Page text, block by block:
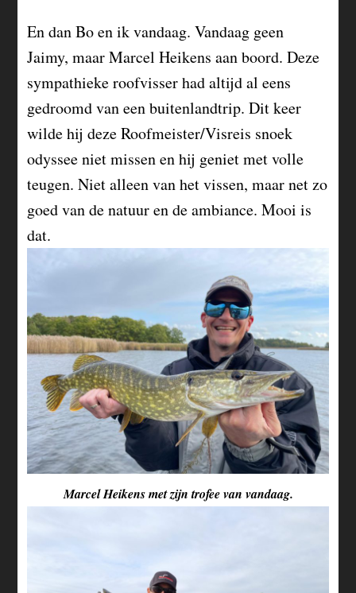
En dan Bo en ik vandaag. Vandaag geen
Jaimy, maar Marcel Heikens aan boord. Deze
sympathieke roofvisser had altijd al eens
gedroomd van een buitenlandtrip. Dit keer
wilde hij deze Roofmeister/Visreis snoek
odyssee niet missen en hij geniet met volle
teugen. Niet alleen van het vissen, maar net zo
goed van de natuur en de ambiance. Mooi is
dat.
Marcel Heikens met zijn trofee van vandaag.